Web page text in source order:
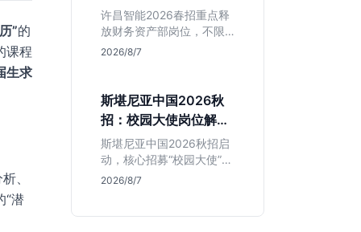
”的
课程
生求
、
“潜
本地生值得冲吗？
许昌智能2026春招重点释
放财务资产部岗位，不限
专业。作为河南本地老牌
在本地积累工业场景经验
的应届生。
2026/8/7
斯堪尼亚中国2026秋
招：校园大使岗位解读
与投递指南
斯堪尼亚中国2026秋招启
动，核心招募“校园大使”而
非技术管培生。本文解析
2026/8/7